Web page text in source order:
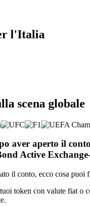
l'Italia
scena globale
aver aperto il
Active
il conto, ecco cosa puoi
token con valute fiat o